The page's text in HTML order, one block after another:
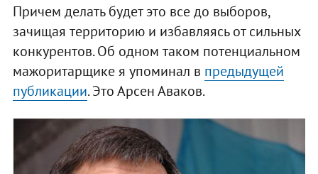
Причем делать будет это все до выборов,
зачищая территорию и избавляясь от сильных
конкурентов. Об одном таком потенциальном
мажоритарщике я упоминал в предыдущей
публикации. Это Арсен Аваков.